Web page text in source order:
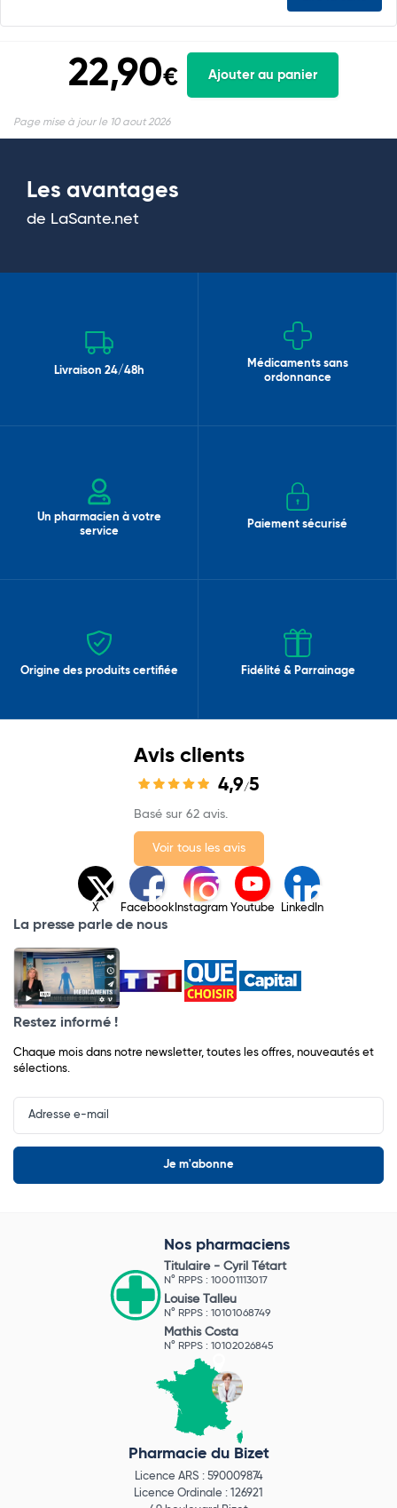
22,90€ Ajouter au panier
Page mise à jour le 10 aout 2026
Les avantages
de LaSante.net
Livraison 24/48h
Médicaments sans
ordonnance
Un pharmacien à votre
service
Paiement sécurisé
Origine des produits certifiée Fidélité & Parrainage
Avis clients
4,9/5
Basé sur 62 avis.
Voir tous les avis
X Facebook Instagram Youtube LinkedIn
La presse parle de nous
Restez informé !
Chaque mois dans notre newsletter, toutes les offres, nouveautés et
sélections.
Input
Newsletter
Nos pharmaciens
Titulaire - Cyril Tétart
N° RPPS : 10001113017
Louise Talleu
N° RPPS : 10101068749
Mathis Costa
N° RPPS : 10102026845
Pharmacie du Bizet
Licence ARS : 590009874
Licence Ordinale : 126921